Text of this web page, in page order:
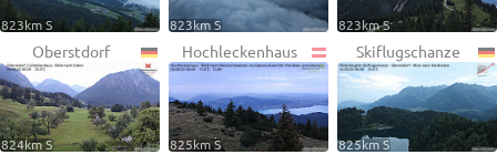
823km S 823km S 823km S
Oberstdorf
824km S
Hochleckenhaus
825km S
Skiflugschanze
825km S